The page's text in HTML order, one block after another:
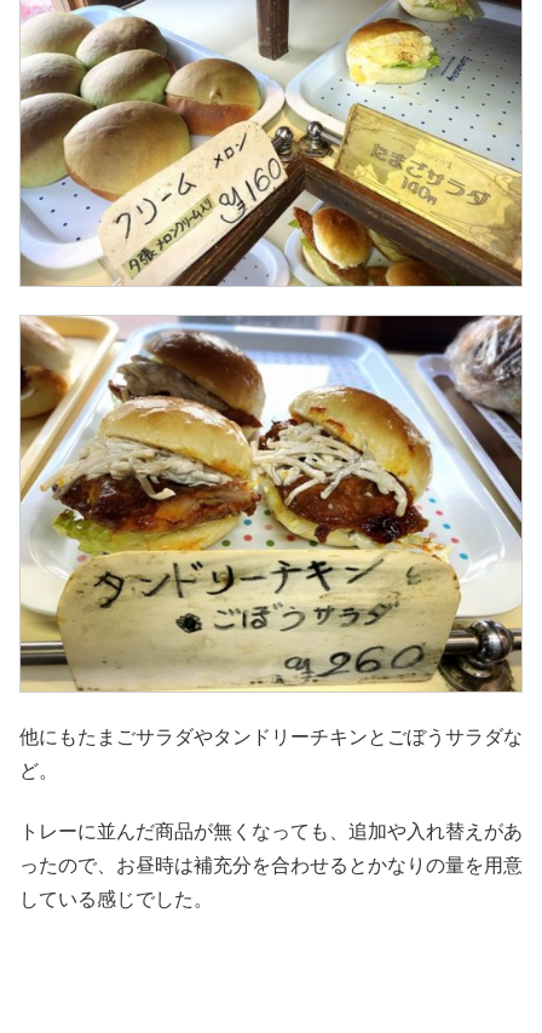
他にもたまごサラダやタンドリーチキンとごぼうサラダな
ど。
トレーに並んだ商品が無くなっても、追加や入れ替えがあ
ったので、お昼時は補充分を合わせるとかなりの量を用意
している感じでした。